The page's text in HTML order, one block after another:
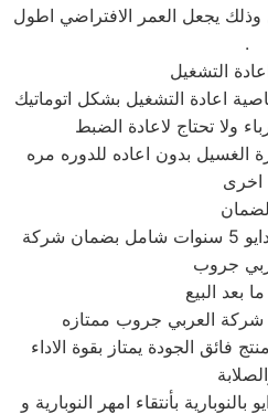
وذلك يجعل العمر الافتراضي اطول
.
التشغيل
اعادة التشغيل بشكل اتوماتيك
ولا تحتاج لاعادة الضبط
الغسيل بدون اعاده للدوره مره
فترة الضمان غسالة ملابس دايو 5 سنوات شامل بضمان شركة
بعد البيع
فائق الجودة يمتاز بقوة الاداء
بأنتقاء امهر النوبارية و